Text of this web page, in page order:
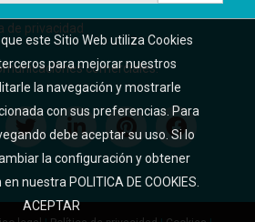
de privacidad
comerciales.
este Sitio Web utiliza Cookies
para mejorar nuestros
la navegación y mostrarle
con sus preferencias. Para
debe aceptar su uso. Si lo
la configuración y obtener
nuestra POLITICA DE COOKIES.
ACEPTAR